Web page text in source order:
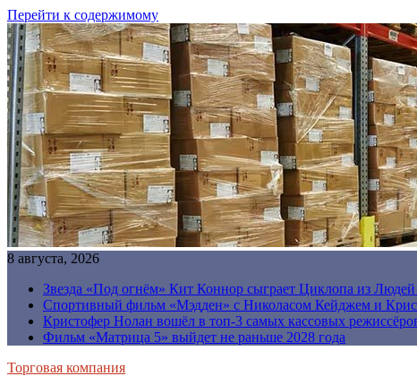
Перейти к содержимому
8 августа, 2026
Звезда «Под огнём» Кит Коннор сыграет Циклопа из
Спортивный фильм «Мэдден» с Николасом Кейджем и
Кристофер Нолан вошёл в топ-3 самых кассовых
Фильм «Матрица 5» выйдет не раньше 2028 года
Торговая компания